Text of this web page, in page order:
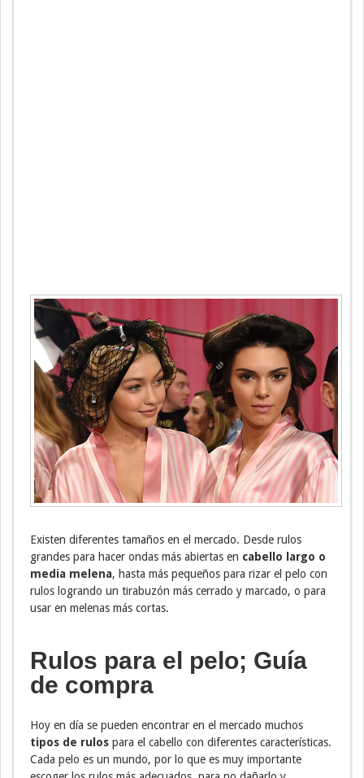
Existen diferentes tamaños en el mercado. Desde rulos
grandes para hacer ondas más abiertas en cabello largo o
media melena, hasta más pequeños para rizar el pelo con
rulos logrando un tirabuzón más cerrado y marcado, o para
usar en melenas más cortas.
Rulos para el pelo; Guía
de compra
Hoy en día se pueden encontrar en el mercado muchos
tipos de rulos para el cabello con diferentes características.
Cada pelo es un mundo, por lo que es muy importante